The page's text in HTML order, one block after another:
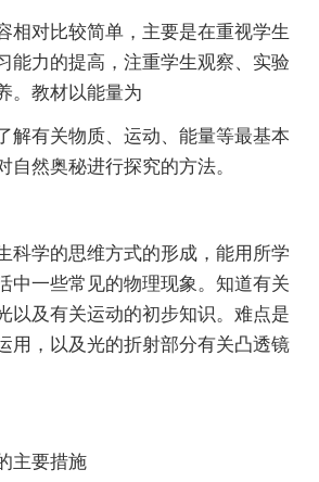
对比较简单，主要是在重视学生
能力的提高，注重学生观察、实验
。教材以能量为
有关物质、运动、能量等最基本
自然奥秘进行探究的方法。
学的思维方式的形成，能用所学
中一些常见的物理现象。知道有关
以及有关运动的初步知识。难点是
用，以及光的折射部分有关凸透镜
要措施